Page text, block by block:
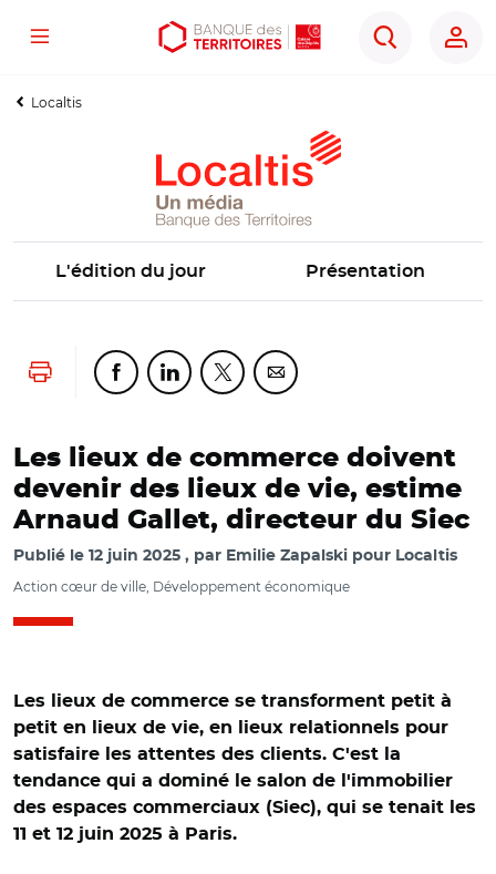
Aller
contenu
Aller
menu
Ouvrir
outils
Menu
Rechercher
Localtis
L'édition du jour Présentation
Lancer l'impressionPartager cette page sur Facebook
Partager cette page sur Linkedin
Partager cette page sur Twitter
Partager cette page sur
Les lieux de commerce doivent
devenir des lieux de vie, estime
Arnaud Gallet, directeur du Siec
Publié le 12 juin 2025 par Emilie Zapalski pour Localtis
Action cœur de ville, Développement économique
Les lieux de commerce se transforment petit à
petit en lieux de vie, en lieux relationnels pour
satisfaire les attentes des clients. C'est la
tendance qui a dominé le salon de l'immobilier
des espaces commerciaux (Siec), qui se tenait les
11 et 12 juin 2025 à Paris.
© Laurent GRANDGUILLOT-REA/ Centre commercial